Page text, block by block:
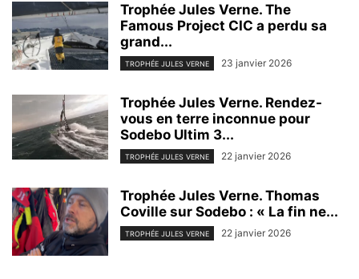
Trophée Jules Verne. The
Famous Project CIC a perdu sa
grand...
TROPHÉE JULES VERNE 23 janvier 2026
Trophée Jules Verne. Rendez-
vous en terre inconnue pour
Sodebo Ultim 3...
TROPHÉE JULES VERNE 22 janvier 2026
Trophée Jules Verne. Thomas
Coville sur Sodebo : « La fin ne...
TROPHÉE JULES VERNE 22 janvier 2026